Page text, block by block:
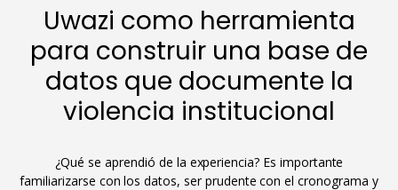
Monitoring and documenting human rights
violations
Improving access to human rights
information
Developing Uwazi
Machine learning
Resources for organising information
Uwazi como herramienta
para construir una base de
datos que documente la
violencia institucional
¿Qué se aprendió de la experiencia? Es importante
familiarizarse con los datos, ser prudente con el cronograma y